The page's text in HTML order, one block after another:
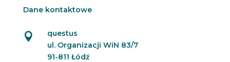
Dane kontaktowe

questus
ul. Organizacji WiN 83/7
91-811 Łódź